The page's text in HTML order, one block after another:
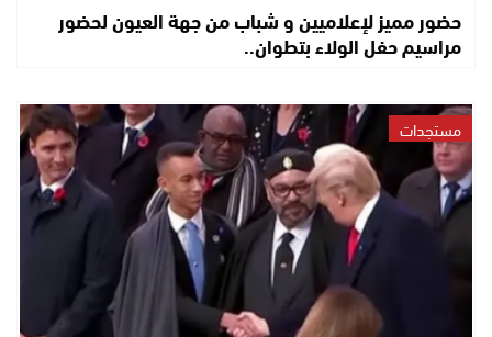
حضور مميز لإعلاميين و شباب من جهة العيون لحضور
مراسيم حفل الولاء بتطوان..
مستجدات